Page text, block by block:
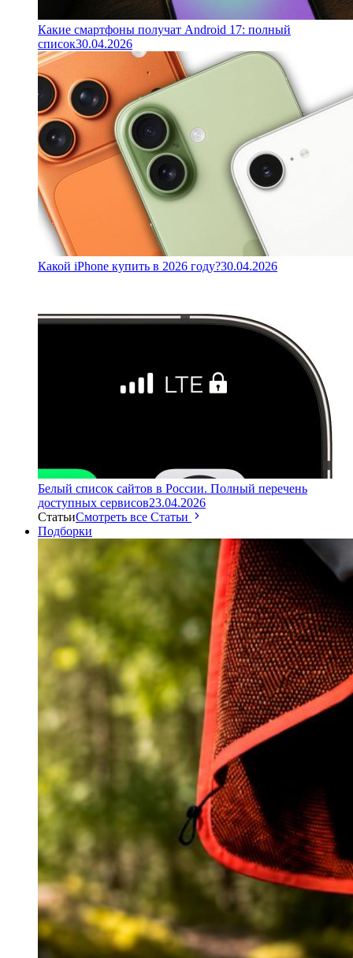
Какие смартфоны получат Android 17: полный
список30.04.2026
Какой iPhone купить в 2026 году?30.04.2026
Белый список сайтов в России. Полный перечень
доступных сервисов23.04.2026
СтатьиСмотреть все Статьи
Подборки